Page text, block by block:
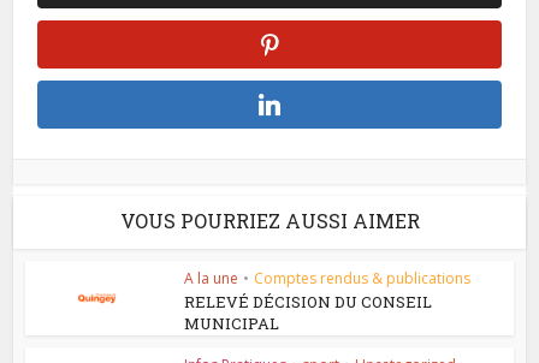
VOUS POURRIEZ AUSSI AIMER
A la une • Comptes rendus & publications
RELEVÉ DÉCISION DU CONSEIL
MUNICIPAL